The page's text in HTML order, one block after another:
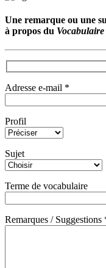
Une remarque ou une
à propos du
Adresse e-mail *
Profil
Sujet
Terme de vocabulaire
Remarques / Suggestions